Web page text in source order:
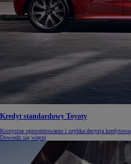
Kredyt standardowy Toyoty
Korzystne oprocentowanie i szybka decyzja kredytowa
Dowiedz się więcej